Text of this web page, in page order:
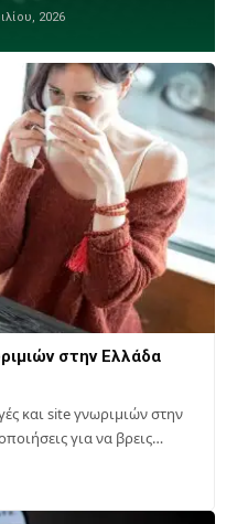
2026
στην Ελλάδα
και site γνωριμιών στην
για να βρεις…